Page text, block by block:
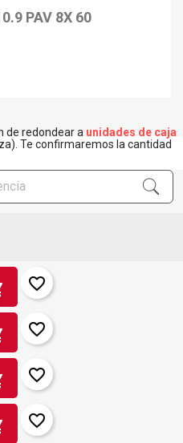
PAV 8X 60
de redondear a unidades de caja
Te confirmaremos la cantidad
favorite_border
favorite_border
favorite_border
favorite_border